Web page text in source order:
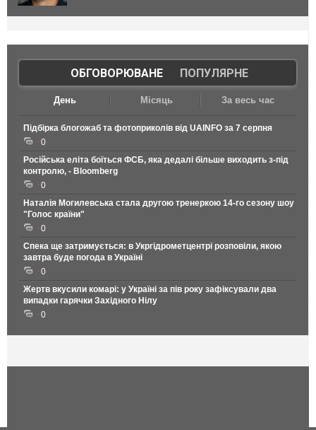
ОБГОВОРЮВАНЕ| ПОПУЛЯРНЕ
День Місяць За весь час
Підбірка блогожаб та фотоприколів від UAINFO за 7 серпня
0
Російська еліта боїться ФСБ, яка дедалі більше виходить з-під
контролю, - Bloomberg
0
Наталія Могилевська стала другою тренеркою 14-го сезону шоу
"Голос країни"
0
Спека ще затримується: в Укргідрометцентрі розповіли, якою
завтра буде погода в Україні
0
Жертв вкусили комарі: у Україні за пів року зафіксували два
випадки гарячки Західного Нілу
0